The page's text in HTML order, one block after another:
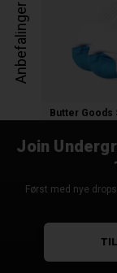
Anbefalinger
Join
Først med nye